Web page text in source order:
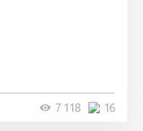
16
7 118